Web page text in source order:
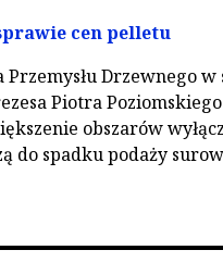
cen pelletu
Przemysłu Drzewnego
Piotra
obszarów
do spadku podaży